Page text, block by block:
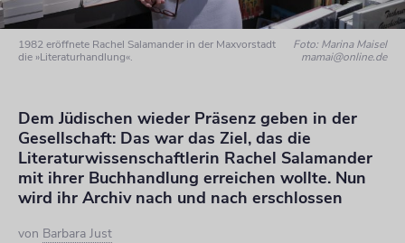
1982 eröffnete Rachel Salamander in der Maxvorstadt
die »Literaturhandlung«.
Foto: Marina Maisel
mamai@online.de
Dem Jüdischen wieder Präsenz geben in der
Gesellschaft: Das war das Ziel, das die
Literaturwissenschaftlerin Rachel Salamander
mit ihrer Buchhandlung erreichen wollte. Nun
wird ihr Archiv nach und nach erschlossen
von Barbara Just